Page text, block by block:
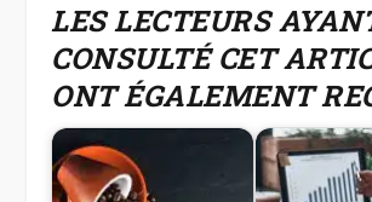
LES LECTEURS
CONSULTÉ CET
ONT ÉGALEMENT